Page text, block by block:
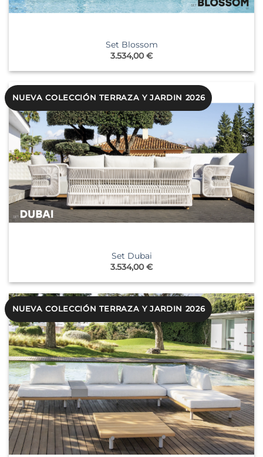
Set Blossom
3.534,00€
NUEVA COLECCIÓN TERRAZA Y JARDIN 2026
Set Dubai
3.534,00€
NUEVA COLECCIÓN TERRAZA Y JARDIN 2026